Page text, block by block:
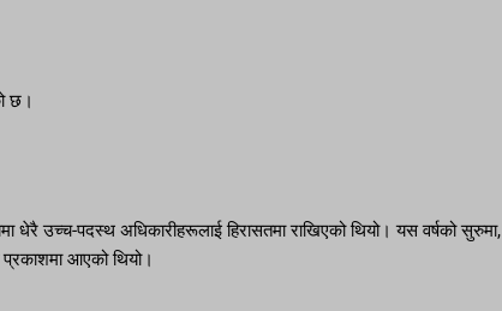
छ।
​​धेरै उच्च-पदस्थ अधिकारीहरूलाई हिरासतमा राखिएको थियो। यस वर्षको सुरुमा,
प्रकाशमा आएको थियो।